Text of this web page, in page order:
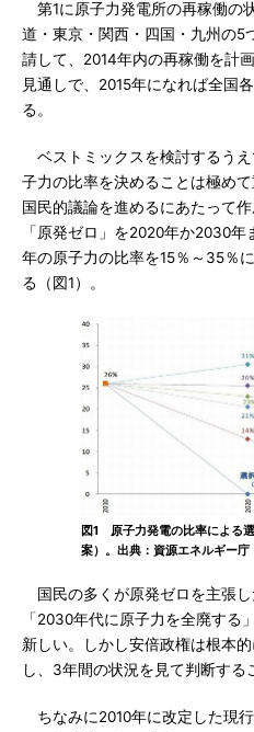
第1に原子力発電所の再稼働の
道・東京・関西・四国・九州の5
請して、2014年内の再稼働を計
見通しで、2015年になれば全国
る。
ベストミックスを検討するう
子力の比率を決めることは極め
国民的議論を進めるにあたって
「原発ゼロ」を2020年か2030
年の原子力の比率を15％～35％
る（図1）。
図1 原子力発電の比率による
案）。出典：資源エネルギー庁
国民の多くが原発ゼロを主張
「2030年代に原子力を全廃する
新しい。しかし安倍政権は根本
し、3年間の状況を見て判断する
ちなみに2010年に改定した現